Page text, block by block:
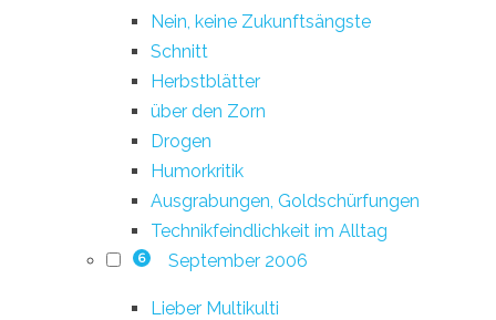
Nein, keine Zukunftsängste
Schnitt
Herbstblätter
über den Zorn
Drogen
Humorkritik
Ausgrabungen, Goldschürfungen
Technikfeindlichkeit im Alltag
6 September 2006
Lieber Multikulti